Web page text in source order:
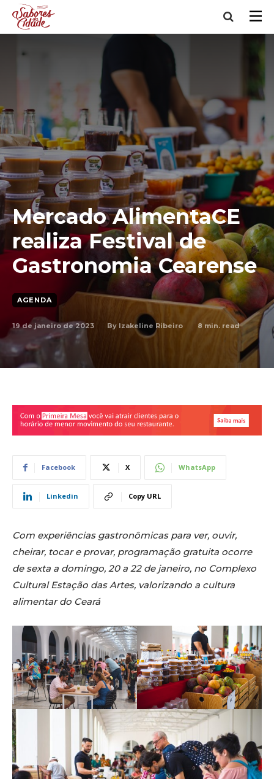
Mercado AlimentaCE
realiza Festival de
Gastronomia Cearense
AGENDA
19 de janeiro de 2023 By Izakeline Ribeiro 8 min. read
Facebook X WhatsApp
Linkedin Copy URL
Com experiências gastronômicas para ver, ouvir,
cheirar, tocar e provar, programação gratuita ocorre
de sexta a domingo, 20 a 22 de janeiro, no Complexo
Cultural Estação das Artes, valorizando a cultura
alimentar do Ceará